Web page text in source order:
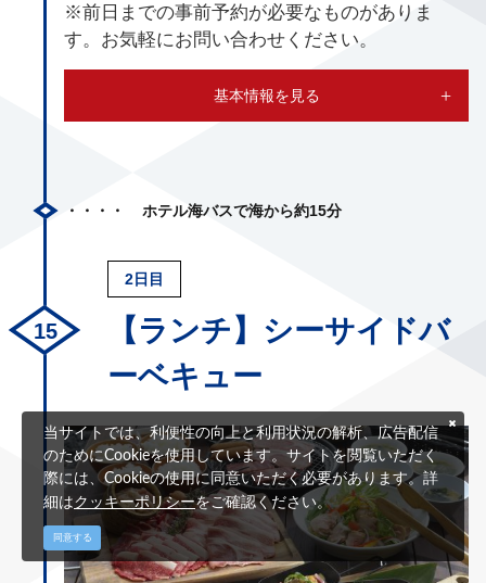
※前日までの事前予約が必要なものがありま
す。お気軽にお問い合わせください。
基本情報を見る
ホテル海バスで海から約15分
2日目
【ランチ】シーサイドバ
ーベキュー
当サイトでは、利便性の向上と利用状況の解析、広告配信
のためにCookieを使用しています。サイトを閲覧いただく
際には、Cookieの使用に同意いただく必要があります。詳
細はクッキーポリシーをご確認ください。
同意する